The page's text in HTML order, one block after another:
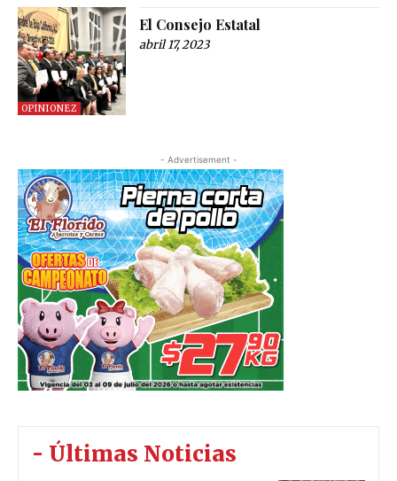
OPINIONEZ
El Consejo Estatal
abril 17, 2023
- Advertisement -
- Últimas Noticias